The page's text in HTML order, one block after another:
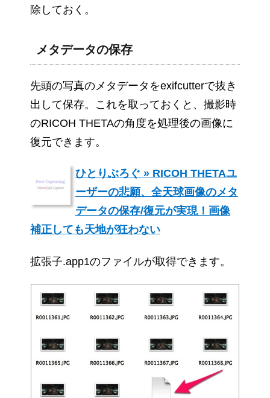
除しておく。
メタデータの保存
先頭の写真のメタデータをexifcutterで抜き
出して保存。これを取っておくと、撮影時
のRICOH THETAの角度を処理後の画像に
復元できます。
ひとりぶろぐ » RICOH THETAユ
ーザーの悲願、全天球画像のメタ
データの保存/復元が実現！画像
補正しても天地が狂わない
拡張子.app1のファイルが取得できます。